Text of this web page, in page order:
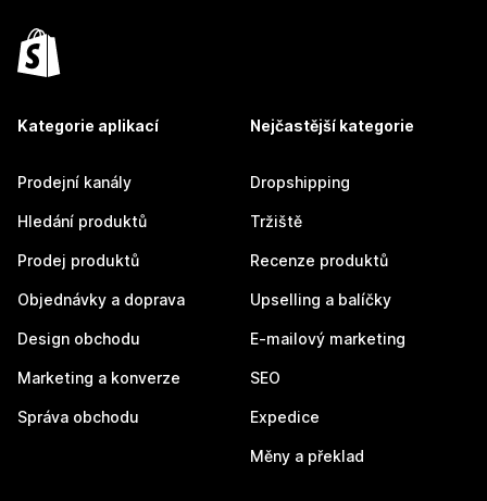
Kategorie aplikací
Prodejní kanály
Hledání produktů
Prodej produktů
Objednávky a doprava
Design obchodu
Marketing a konverze
Správa obchodu
Nejčastější kategorie
Dropshipping
Tržiště
Recenze produktů
Upselling a balíčky
E-mailový marketing
SEO
Expedice
Měny a překlad